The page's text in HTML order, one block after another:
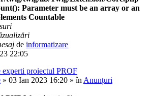
Parameter must be an array or an
Countable
de informatizare
22:05
experti proiectul PROF
» 03 Ian 2023 16:20 » în Anunțuri